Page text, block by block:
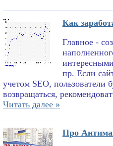
Как
Главное -
пр. Если
учетом SEO, пользователи
возвращаться,
Читать далее »
Про